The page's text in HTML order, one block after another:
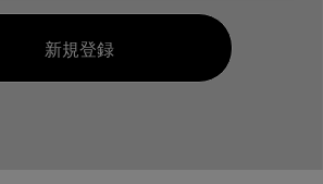
新規登録